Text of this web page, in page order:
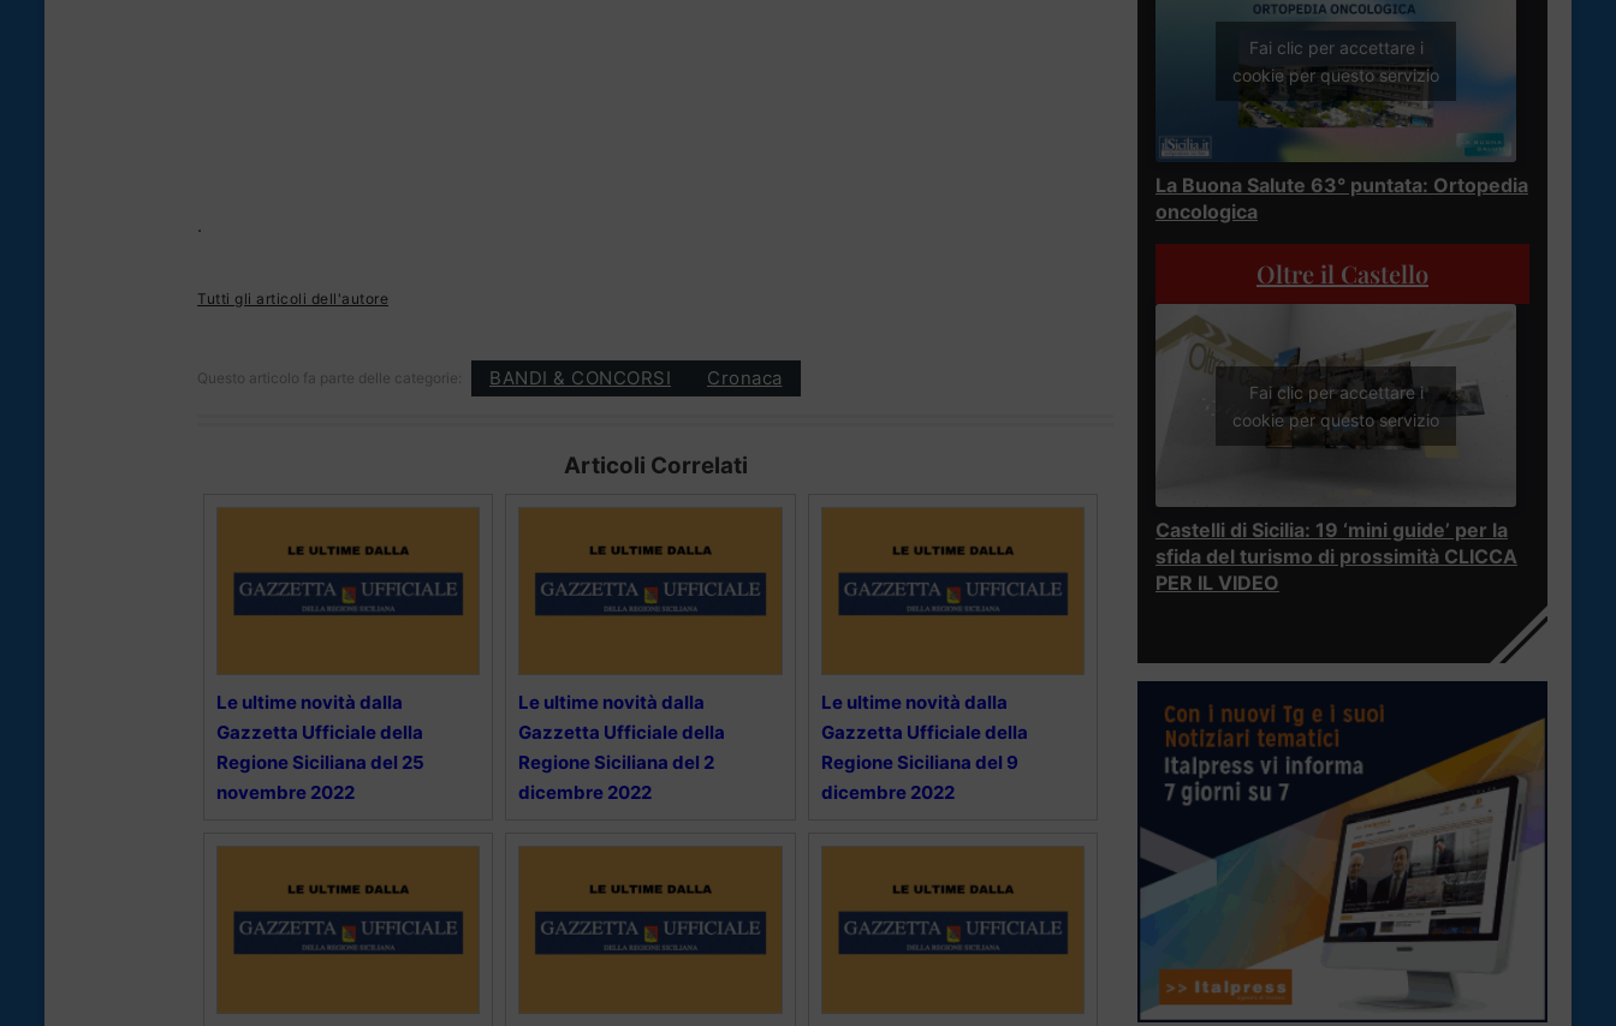
.
Tutti gli articoli dell'autore
Questo articolo fa parte delle categorie: BANDI & CONCORSI Cronaca
Articoli Correlati
Le ultime novità dalla
Gazzetta Ufficiale della
Regione Siciliana del 25
novembre 2022
Le ultime novità dalla
Gazzetta Ufficiale della
Regione Siciliana del 2
dicembre 2022
Le ultime novità dalla
Gazzetta Ufficiale della
Regione Siciliana del 9
dicembre 2022
Fai clic per accettare i
cookie per questo servizio
La Buona Salute 63° puntata: Ortopedia
oncologica
Oltre il Castello
Fai clic per accettare i
cookie per questo servizio
Castelli di Sicilia: 19 ‘mini guide’ per la
sfida del turismo di prossimità CLICCA
PER IL VIDEO